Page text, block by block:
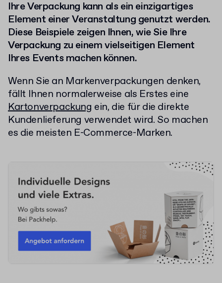
Ihre Verpackung kann als ein einzigartiges
Element einer Veranstaltung genutzt werden.
Diese Beispiele zeigen Ihnen, wie Sie Ihre
Verpackung zu einem vielseitigen Element
Ihres Events machen können.
Wenn Sie an Markenverpackungen denken,
fällt Ihnen normalerweise als Erstes eine
Kartonverpackung ein, die für die direkte
Kundenlieferung verwendet wird. So machen
es die meisten E-Commerce-Marken.